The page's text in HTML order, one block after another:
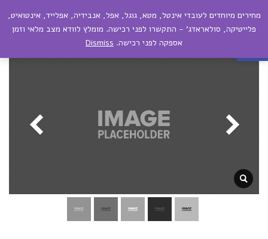
פתח סרגל נגישות
תפריט
מחירים מיוחדים לעובדי אינטל, מטא, גוגל, אפל, אנבידיה, אפלייד, אינטואיט,
פלייטיקה, סולאראדג' - התקשרו לפני רכישה. מומלץ לוודא מצב מלאי וזמן
אספקה לפני רכישה. Dismiss